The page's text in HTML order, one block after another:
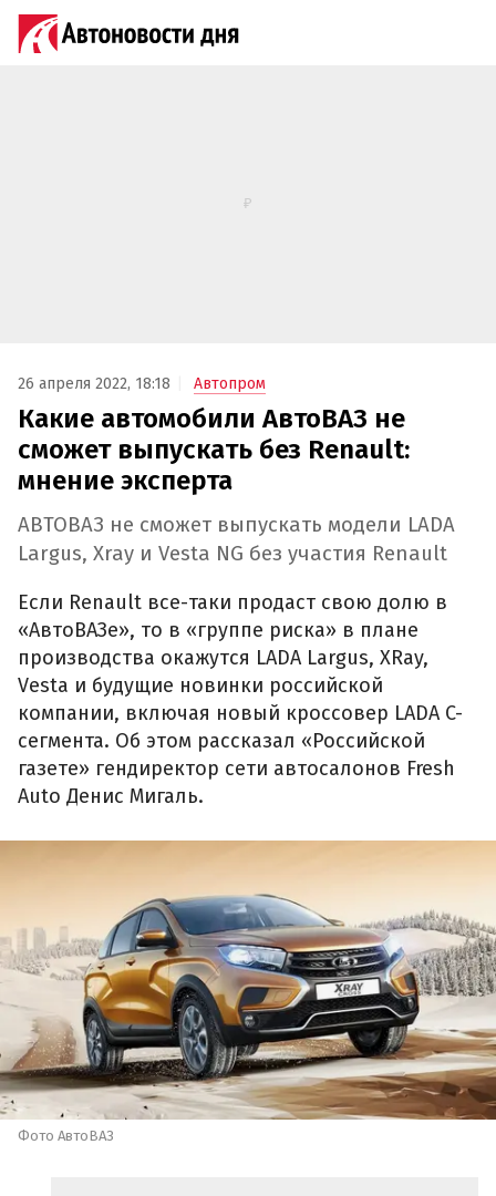
26 апреля 2022, 18:18 Автопром
Какие автомобили АвтоВАЗ не
сможет выпускать без Renault:
мнение эксперта
АВТОВАЗ не сможет выпускать модели LADA
Largus, Xray и Vesta NG без участия Renault
Если Renault все-таки продаст свою долю в
«АвтоВАЗе», то в «группе риска» в плане
производства окажутся LADA Largus, XRay,
Vesta и будущие новинки российской
компании, включая новый кроссовер LADA C-
сегмента. Об этом рассказал «Российской
газете» гендиректор сети автосалонов Fresh
Auto Денис Мигаль.
Фото АвтоВАЗ